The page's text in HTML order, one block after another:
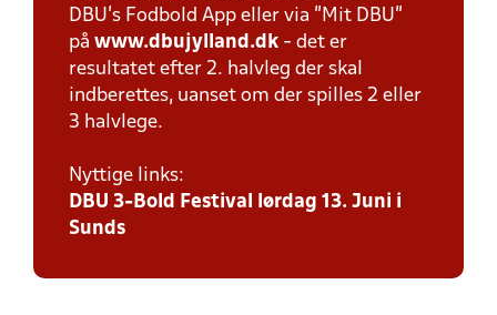
DBU’s Fodbold App eller via ”Mit DBU”
på www.dbujylland.dk - det er
resultatet efter 2. halvleg der skal
indberettes, uanset om der spilles 2 eller
3 halvlege.
Nyttige links:
DBU 3-Bold Festival lørdag 13. Juni i
Sunds